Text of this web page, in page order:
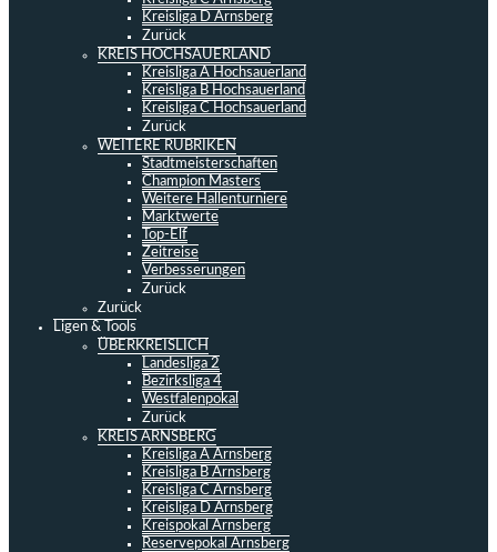
Kreisliga D Arnsberg
Zurück
KREIS HOCHSAUERLAND
Kreisliga A Hochsauerland
Kreisliga B Hochsauerland
Kreisliga C Hochsauerland
Zurück
WEITERE RUBRIKEN
Stadtmeisterschaften
Champion Masters
Weitere Hallenturniere
Marktwerte
Top-Elf
Zeitreise
Verbesserungen
Zurück
Zurück
Ligen & Tools
ÜBERKREISLICH
Landesliga 2
Bezirksliga 4
Westfalenpokal
Zurück
KREIS ARNSBERG
Kreisliga A Arnsberg
Kreisliga B Arnsberg
Kreisliga C Arnsberg
Kreisliga D Arnsberg
Kreispokal Arnsberg
Reservepokal Arnsberg